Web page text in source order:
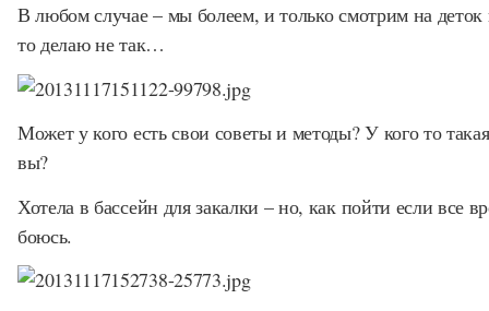
В любом случае – мы болеем, и только смотрим на
то делаю не так…
Может у кого есть свои советы и методы? У кого то
вы?
Хотела в бассейн для закалки – но, как пойти если все
боюсь.